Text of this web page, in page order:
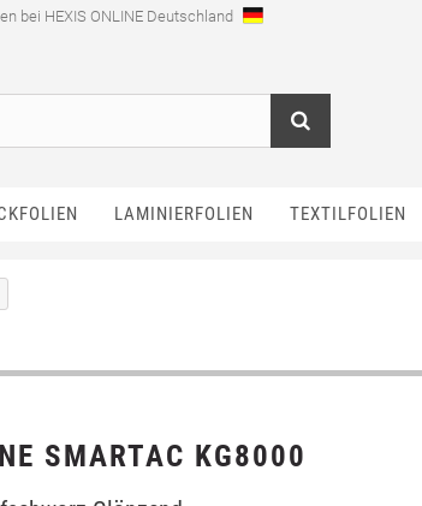
bei HEXIS ONLINE Deutschland
LAMINIERFOLIEN TEXTILFOLIEN
SMARTAC KG8000